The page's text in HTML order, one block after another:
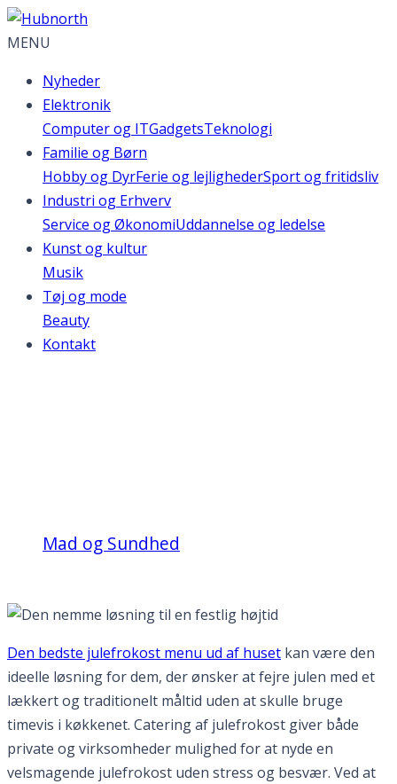
MENU
Nyheder
Elektronik
Computer og ITGadgetsTeknologi
Familie og Børn
Hobby og DyrFerie og lejlighederSport og fritidsliv
Industri og Erhverv
Service og ØkonomiUddannelse og ledelse
Kunst og kultur
Musik
Tøj og mode
Beauty
Kontakt
Mad og Sundhed
Den bedste julefrokost menu ud af huset kan være den
ideelle løsning for dem, der ønsker at fejre julen med et
lækkert og traditionelt måltid uden at skulle bruge
timevis i køkkenet. Catering af julefrokost giver både
private og virksomheder mulighed for at nyde en
velsmagende julefrokost uden stress og besvær. Ved at